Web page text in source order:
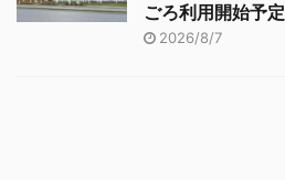
ごろ利用開始予定
2026/8/7